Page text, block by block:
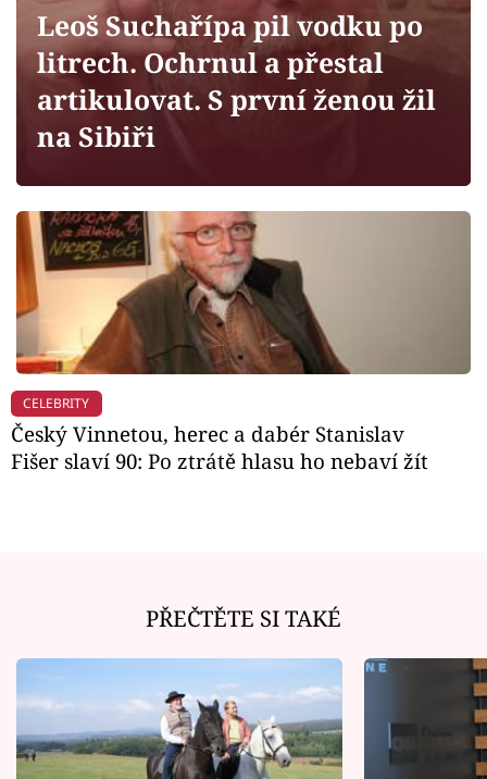
Sledujte prima+
Filmový festival Karlovy Vary
Mámy sobě
Přihlášení
Sledujte nás
Leoš Suchařípa pil vodku po
litrech. Ochrnul a přestal
artikulovat. S první ženou žil
na Sibiři
CELEBRITY
Český Vinnetou, herec a dabér Stanislav
Fišer slaví 90: Po ztrátě hlasu ho nebaví žít
PŘEČTĚTE SI TAKÉ